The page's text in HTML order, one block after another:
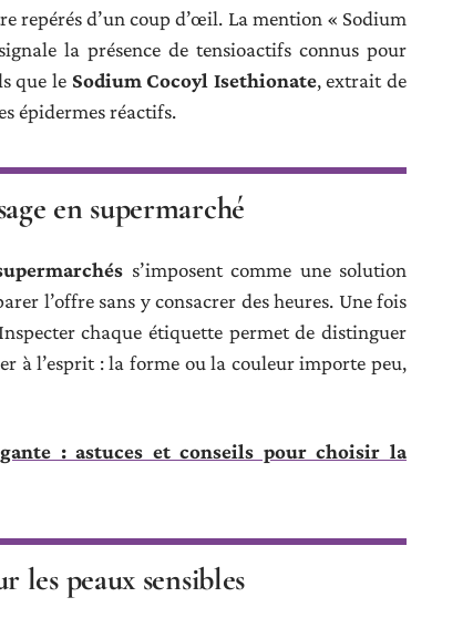
repérés d’un coup d’œil. La mention « Sodium
la présence de tensioactifs connus pour
que le Sodium Cocoyl Isethionate, extrait de
épidermes réactifs.
en supermarché
s’imposent comme une solution
l’offre sans y consacrer des heures. Une fois
chaque étiquette permet de distinguer
à l’esprit : la forme ou la couleur importe peu,
: astuces et conseils pour choisir la
les peaux sensibles